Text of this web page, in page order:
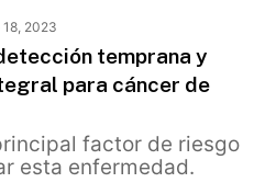
2023
temprana y
para cáncer de
factor de riesgo
esta enfermedad.